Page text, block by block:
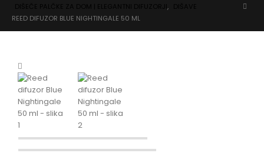
,
REED DIFUZOR BLUE NIGHTINGALE 50 ML